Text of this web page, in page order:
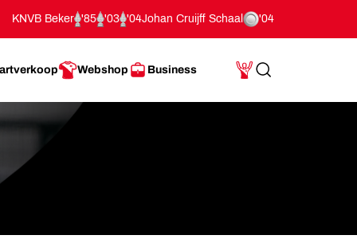
KNVB Beker '85 '03 '04Johan Cruijff Schaal '04
Webshop Business
Mijn Account
Search